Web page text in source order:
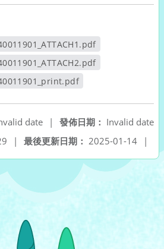
另開新視窗
另開新視窗
發佈日期： Invalid date
date
|
最後更新日期： 2025-01-14 |
|